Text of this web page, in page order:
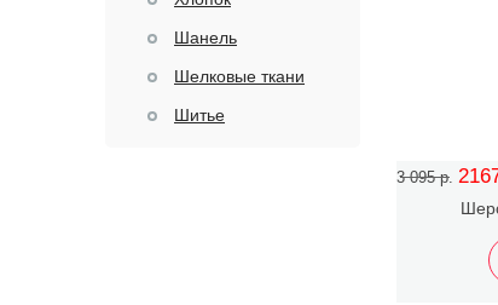
Шанель
Шелковые ткани
Шитье
3 095 р.